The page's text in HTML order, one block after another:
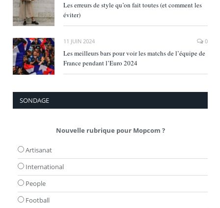
Les erreurs de style qu’on fait toutes (et comment les
éviter)
11 JUIN 2024 0
Les meilleurs bars pour voir les matchs de l’équipe de
France pendant l’Euro 2024
SONDAGE
Nouvelle rubrique pour Mopcom ?
Artisanat
International
People
Football